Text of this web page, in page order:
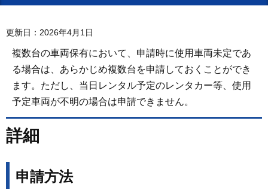
更新日：2026年4月1日
複数台の車両保有において、申請時に使用車両未定であ
る場合は、あらかじめ複数台を申請しておくことができ
ます。ただし、当日レンタル予定のレンタカー等、使用
予定車両が不明の場合は申請できません。
詳細
申請方法